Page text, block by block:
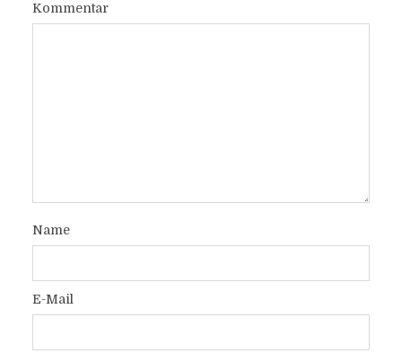
Kommentar
Name
E-Mail